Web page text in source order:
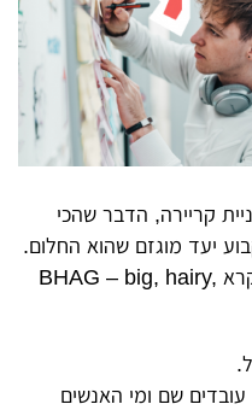
קריירה, הדבר שהכי
יעד מוגזם שהוא החלום.
יש לנו מונח לזה ב-Pendo, זה נקרא BHAG – big, hairy,
שם ומי האנשים